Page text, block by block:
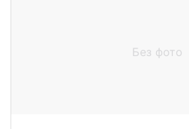
Без фото